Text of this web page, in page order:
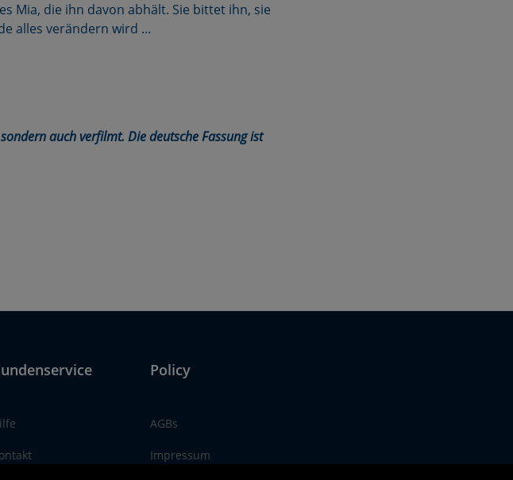
Mia, die ihn davon abhält. Sie bittet ihn, sie
alles verändern wird ...
auch verfilmt. Die deutsche Fassung ist
Policy
AGBs
Impressum